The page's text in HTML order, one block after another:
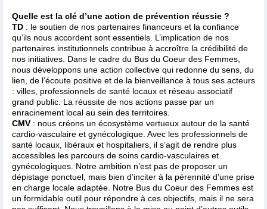
Quelle est la clé d’une action de prévention réussie ?
TD : le soutien de nos partenaires financeurs et la confiance
qu’ils nous accordent sont essentiels. L’implication de nos
partenaires institutionnels contribue à accroître la crédibilité de
nos initiatives. Dans le cadre du Bus du Coeur des Femmes,
nous développons une action collective qui redonne du sens, du
lien, de l’écoute positive et de la bienveillance à tous ses acteurs
: villes, professionnels de santé locaux et réseau associatif
grand public. La réussite de nos actions passe par un
enracinement local au sein des territoires.
CMV : nous créons un écosystème vertueux autour de la santé
cardio-vasculaire et gynécologique. Avec les professionnels de
santé locaux, libéraux et hospitaliers, il s’agit de rendre plus
accessibles les parcours de soins cardio-vasculaires et
gynécologiques. Notre ambition n’est pas de proposer un
dépistage ponctuel, mais bien d’inciter à la pérennité d’une prise
en charge locale adaptée. Notre Bus du Coeur des Femmes est
un formidable outil pour répondre à ces objectifs, mais il ne sera